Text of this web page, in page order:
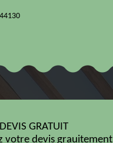
DEVIS GRATUIT
votre devis grauitement